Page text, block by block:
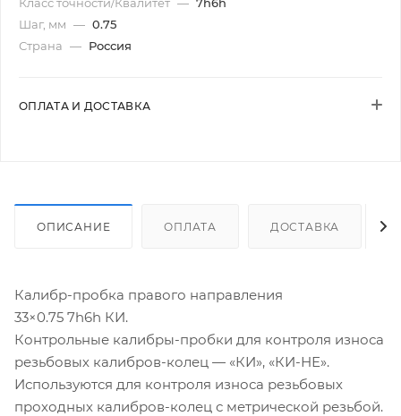
Шаг, мм — 0.75
Страна — Россия
ОПЛАТА И ДОСТАВКА
ОПИСАНИЕ ОПЛАТА ДОСТАВКА
Калибр-пробка правого направления
33×0.75 7h6h КИ.
Контрольные калибры-пробки для контроля износа
резьбовых калибров-колец — «КИ», «КИ-НЕ».
Используются для контроля износа резьбовых
проходных калибров-колец с метрической резьбой.